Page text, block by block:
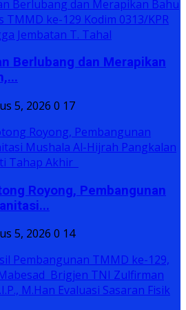
Berlubang dan Merapikan
5, 2026 0 17
Royong, Pembangunan
5, 2026 0 14